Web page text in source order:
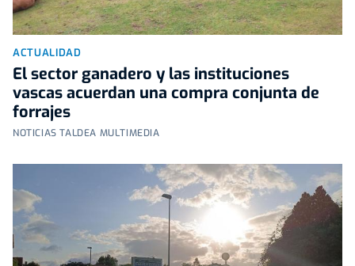
ACTUALIDAD
El sector ganadero y las instituciones
vascas acuerdan una compra conjunta de
forrajes
NOTICIAS TALDEA MULTIMEDIA